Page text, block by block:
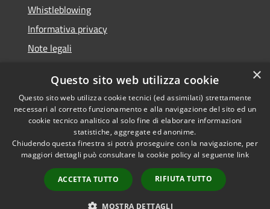
Whistleblowing
Informativa privacy
Note legali
Segnalazioni di inaccessibilità
RSS
Accessibilità
Copyright © 2026 • Comune di
Finale Ligure • Powered by
Municipium•
Accesso
redazione
×
Questo sito web utilizza cookie
Questo sito web utilizza cookie tecnici (ed assimilati) strettamente
necessari al corretto funzionamento e alla navigazione del sito ed un
cookie tecnico analitico al solo fine di elaborare informazioni
statistiche, aggregate ed anonime.
Chiudendo questa finestra si potrà proseguire con la navigazione, per
maggiori dettagli può consultare la cookie policy al seguente link
ACCETTA TUTTO RIFIUTA TUTTO
MOSTRA DETTAGLI